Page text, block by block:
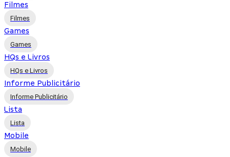
Filmes
Filmes
Games
Games
HQs e Livros
HQs e Livros
Informe Publicitário
Informe Publicitário
Lista
Lista
Mobile
Mobile